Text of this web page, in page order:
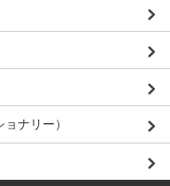
ナリー）